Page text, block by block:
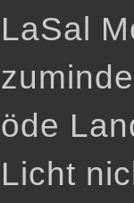
LaSal
öde
Licht